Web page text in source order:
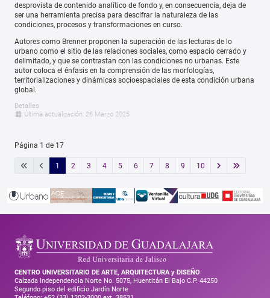
desprovista de contenido analítico de fondo y, en consecuencia, deja de
ser una herramienta precisa para descifrar la naturaleza de las
condiciones, procesos y transformaciones en curso.
Autores como Brenner proponen la superación de las lecturas de lo
urbano como el sitio de las relaciones sociales, como espacio cerrado y
delimitado, y que se contrastan con las condiciones no urbanas. Este
autor coloca el énfasis en la comprensión de las morfologías,
territorializaciones y dinámicas socioespaciales de esta condición urbana
global.
Detalles
Última actualización: 26 Marzo 2025
Página 1 de 17
1 2 3 4 5 6 7 8 9 10
CENTRO UNIVERSITARIO DE ARTE, ARQUITECTURA y DISEÑO
Calzada Independencia Norte No. 5075, Huentitán El Bajo C.P. 44250
Segundo piso del edificio Jardín Norte